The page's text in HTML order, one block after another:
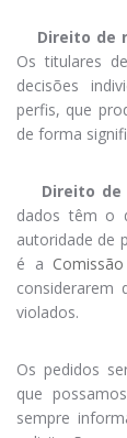
Direito de
Os titulares
decisões
perfis, que
de forma
Direito de
dados têm o
autoridade de
é a
considerarem
violados.
Os pedidos
que
sempre